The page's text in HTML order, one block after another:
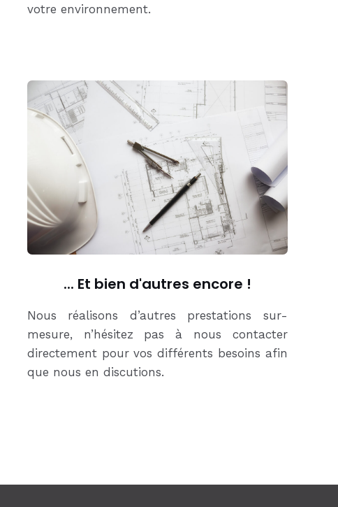
votre environnement.
... Et bien d'autres encore !
Nous réalisons d’autres prestations sur-
mesure, n’hésitez pas à nous contacter
directement pour vos différents besoins afin
que nous en discutions.